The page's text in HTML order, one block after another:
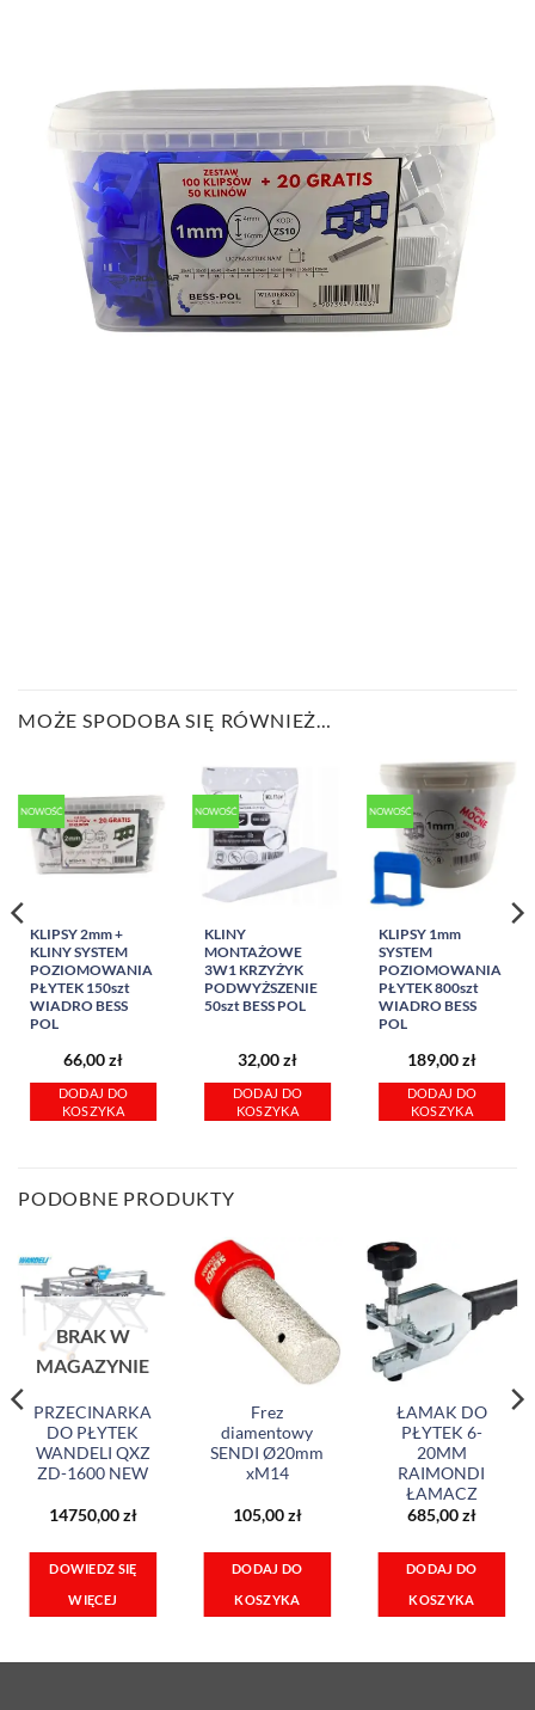
MOŻE SPODOBA SIĘ RÓWNIEŻ…
NOWOŚĆ
KLIPSY 2mm +
KLINY SYSTEM
POZIOMOWANIA
PŁYTEK 150szt
WIADRO BESS
POL
66,00zł
DODAJ DO
KOSZYKA
NOWOŚĆ
KLINY
MONTAŻOWE
3W1 KRZYŻYK
PODWYŻSZENIE
50szt BESS POL
32,00zł
DODAJ DO
KOSZYKA
NOWOŚĆ
KLIPSY 1mm
SYSTEM
POZIOMOWANIA
PŁYTEK 800szt
WIADRO BESS
POL
189,00zł
DODAJ DO
KOSZYKA
PODOBNE PRODUKTY
BRAK W
MAGAZYNIE
PRZECINARKA
DO PŁYTEK
WANDELI QXZ
ZD-1600 NEW
14750,00zł
DOWIEDZ SIĘ
WIĘCEJ
Frez
diamentowy
SENDI Ø20mm
xM14
105,00zł
DODAJ DO
KOSZYKA
ŁAMAK DO
PŁYTEK 6-
20MM
RAIMONDI
ŁAMACZ
685,00zł
DODAJ DO
KOSZYKA